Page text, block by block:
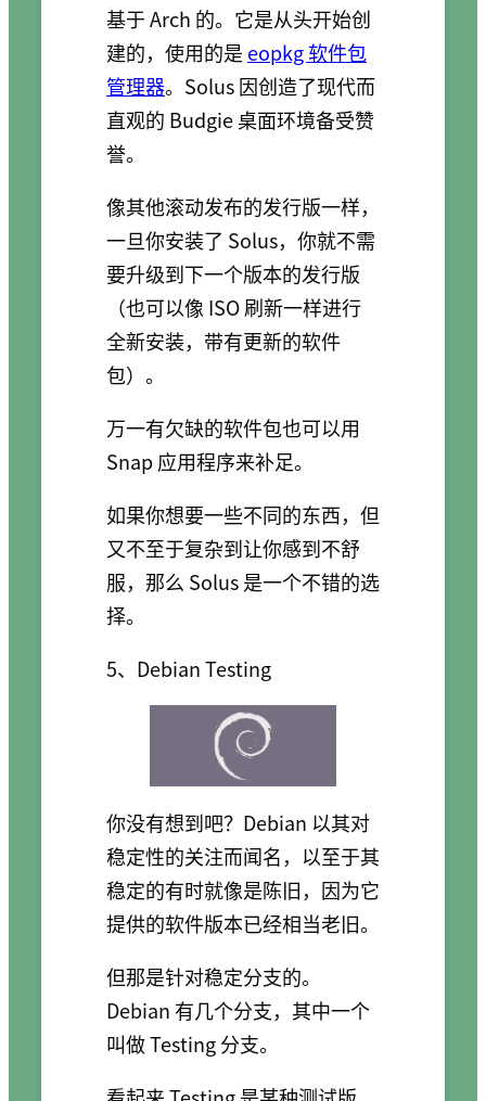
基于 Arch 的。它是从头开始创
建的，使用的是 eopkg 软件包
管理器。Solus 因创造了现代而
直观的 Budgie 桌面环境备受赞
誉。
像其他滚动发布的发行版一样，
一旦你安装了 Solus，你就不需
要升级到下一个版本的发行版
（也可以像 ISO 刷新一样进行
全新安装，带有更新的软件
包）。
万一有欠缺的软件包也可以用
Snap 应用程序来补足。
如果你想要一些不同的东西，但
又不至于复杂到让你感到不舒
服，那么 Solus 是一个不错的选
择。
5、Debian Testing
你没有想到吧？Debian 以其对
稳定性的关注而闻名，以至于其
稳定的有时就像是陈旧，因为它
提供的软件版本已经相当老旧。
但那是针对稳定分支的。
Debian 有几个分支，其中一个
叫做 Testing 分支。